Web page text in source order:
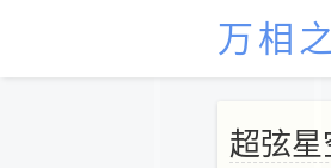
万相
超弦星